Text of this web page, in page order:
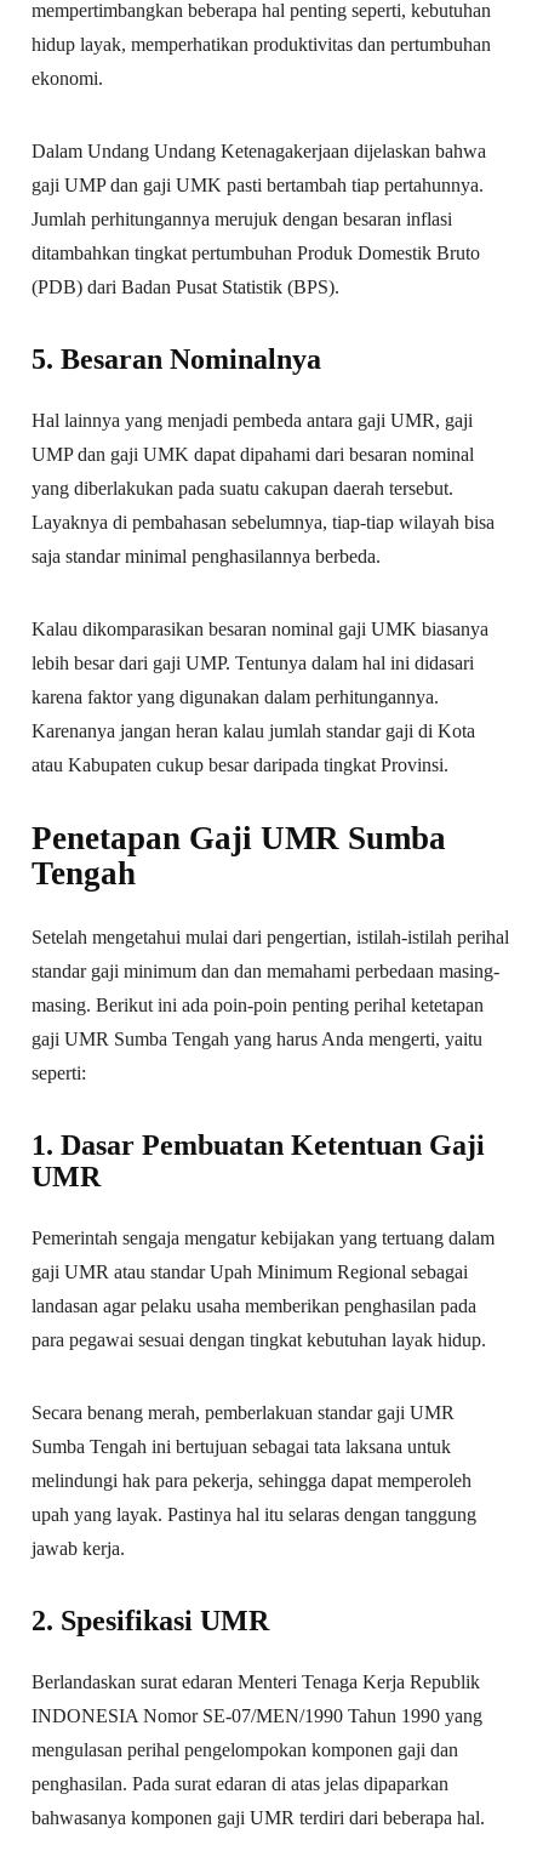
mempertimbangkan beberapa hal penting seperti, kebutuhan
hidup layak, memperhatikan produktivitas dan pertumbuhan
ekonomi.
Dalam Undang Undang Ketenagakerjaan dijelaskan bahwa
gaji UMP dan gaji UMK pasti bertambah tiap pertahunnya.
Jumlah perhitungannya merujuk dengan besaran inflasi
ditambahkan tingkat pertumbuhan Produk Domestik Bruto
(PDB) dari Badan Pusat Statistik (BPS).
5. Besaran Nominalnya
Hal lainnya yang menjadi pembeda antara gaji UMR, gaji
UMP dan gaji UMK dapat dipahami dari besaran nominal
yang diberlakukan pada suatu cakupan daerah tersebut.
Layaknya di pembahasan sebelumnya, tiap-tiap wilayah bisa
saja standar minimal penghasilannya berbeda.
Kalau dikomparasikan besaran nominal gaji UMK biasanya
lebih besar dari gaji UMP. Tentunya dalam hal ini didasari
karena faktor yang digunakan dalam perhitungannya.
Karenanya jangan heran kalau jumlah standar gaji di Kota
atau Kabupaten cukup besar daripada tingkat Provinsi.
Penetapan Gaji UMR Sumba
Tengah
Setelah mengetahui mulai dari pengertian, istilah-istilah perihal
standar gaji minimum dan dan memahami perbedaan masing-
masing. Berikut ini ada poin-poin penting perihal ketetapan
gaji UMR Sumba Tengah yang harus Anda mengerti, yaitu
seperti:
1. Dasar Pembuatan Ketentuan Gaji
UMR
Pemerintah sengaja mengatur kebijakan yang tertuang dalam
gaji UMR atau standar Upah Minimum Regional sebagai
landasan agar pelaku usaha memberikan penghasilan pada
para pegawai sesuai dengan tingkat kebutuhan layak hidup.
Secara benang merah, pemberlakuan standar gaji UMR
Sumba Tengah ini bertujuan sebagai tata laksana untuk
melindungi hak para pekerja, sehingga dapat memperoleh
upah yang layak. Pastinya hal itu selaras dengan tanggung
jawab kerja.
2. Spesifikasi UMR
Berlandaskan surat edaran Menteri Tenaga Kerja Republik
INDONESIA Nomor SE-07/MEN/1990 Tahun 1990 yang
mengulasan perihal pengelompokan komponen gaji dan
penghasilan. Pada surat edaran di atas jelas dipaparkan
bahwasanya komponen gaji UMR terdiri dari beberapa hal.